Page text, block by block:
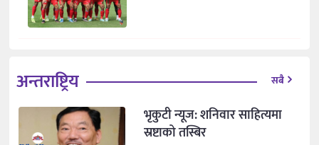
अन्तराष्ट्रिय सबै
भृकुटी न्यूज: शनिवार साहित्यमा
स्रष्टाको तस्बिर